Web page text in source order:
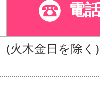
電
(火木金日を除く)